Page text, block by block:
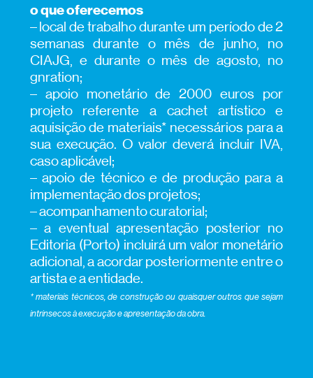
o que oferecemos
– local de trabalho durante um período de 2
semanas durante o mês de junho, no
CIAJG, e durante o mês de agosto, no
gnration;
– apoio monetário de 2000 euros por
projeto referente a cachet artístico e
aquisição de materiais* necessários para a
sua execução. O valor deverá incluir IVA,
caso aplicável;
– apoio de técnico e de produção para a
implementação dos projetos;
– acompanhamento curatorial;
– a eventual apresentação posterior no
Editoria (Porto) incluirá um valor monetário
adicional, a acordar posteriormente entre o
artista e a entidade.
* materiais técnicos, de construção ou quaisquer outros que sejam
intrínsecos à execução e apresentação da obra.